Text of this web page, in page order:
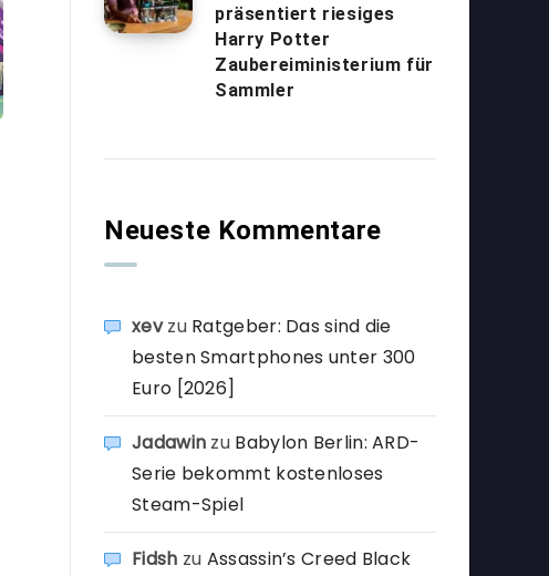
präsentiert riesiges
Harry Potter
Zaubereiministerium für
Sammler
Neueste Kommentare
xevzu Ratgeber: Das sind die
besten Smartphones unter 300
Euro [2026]
Jadawin zu Babylon Berlin: ARD-
Serie bekommt kostenloses
Steam-Spiel
Fidsh zu Assassin’s Creed Black